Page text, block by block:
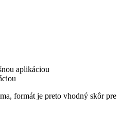
aplikáciou
formát je preto vhodný skôr pre